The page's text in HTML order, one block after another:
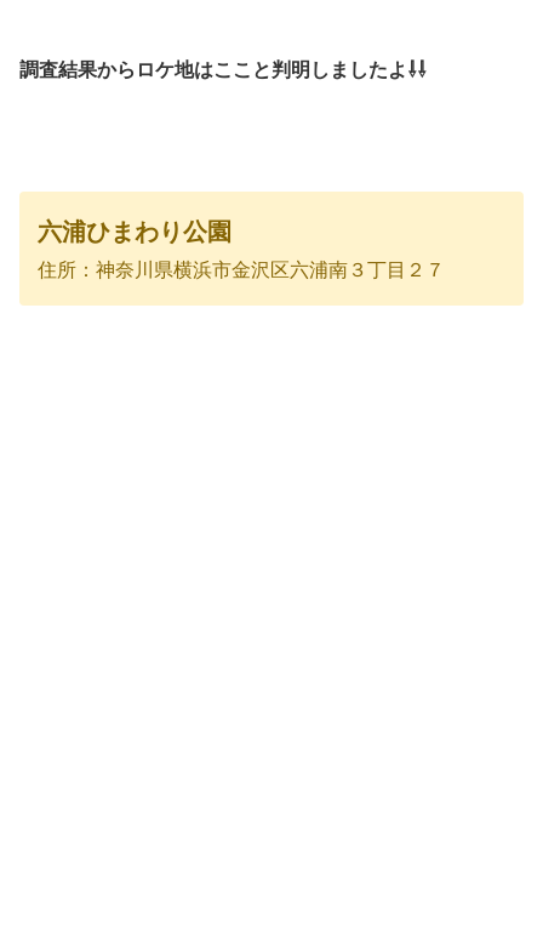
調査結果からロケ地はここと判明しましたよ⇩⇩
六浦ひまわり公園
住所：神奈川県横浜市金沢区六浦南３丁目２７